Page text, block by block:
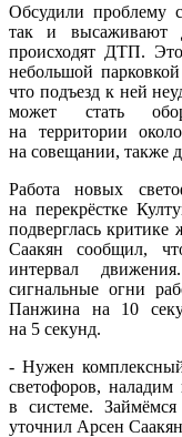
Обсудили проблему
так и высаживают
происходят ДТП.
небольшой
что подъезд к ней
может стать
на территории
на совещании, также
Работа новых
на перекрёстке
подверглась
Саакян сообщил,
интервал
сигнальные огни
Панжина на 10
на 5 секунд.
- Нужен
светофоров,
в системе.
уточнил Арсен